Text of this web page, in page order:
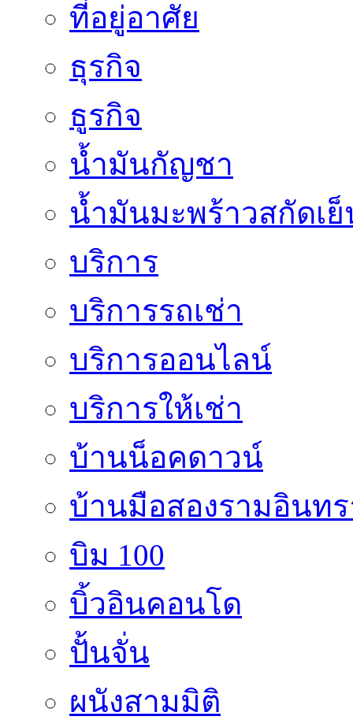
ที่อยู่อาศัย
ธุรกิจ
ธูรกิจ
น้ำมันกัญชา
น้ำมันมะพร้าวสกัดเ
บริการ
บริการรถเช่า
บริการออนไลน์
บริการให้เช่า
บ้านน็อคดาวน์
บ้านมือสองรามอินท
บิม 100
บิ้วอินคอนโด
ปั้นจั่น
ผนังสามมิติ